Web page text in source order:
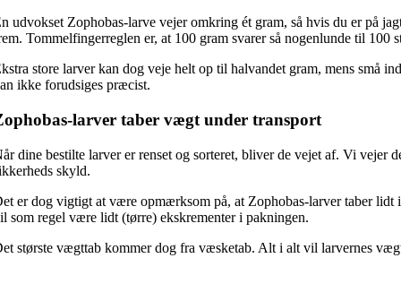
udvokset Zophobas-larve vejer omkring ét gram, så hvis du er på
Tommelfingerreglen er, at 100 gram svarer så nogenlunde til 100
store larver kan dog veje helt op til halvandet gram, mens små
ikke forudsiges præcist.
larver taber vægt under transport
dine bestilte larver er renset og sorteret, bliver de vejet af. Vi vejer
skyld.
er dog vigtigt at være opmærksom på, at Zophobas-larver taber lidt
som regel være lidt (tørre) ekskrementer i pakningen.
største vægttab kommer dog fra væsketab. Alt i alt vil larvernes